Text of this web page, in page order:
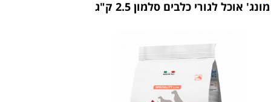
מונג' אוכל לגורי כלבים סלמון 2.5 ק"ג